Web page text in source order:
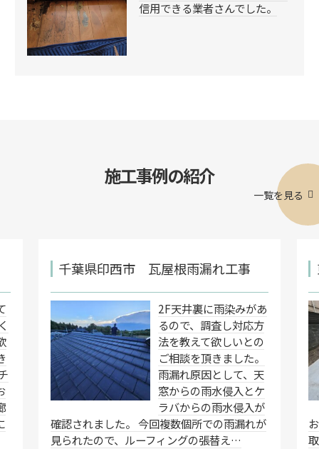
信用できる業者さんでした。
施工事例の紹介
一覧を見る
千葉県印西市 瓦屋根雨漏れ工事
2F天井裏に雨染みがあ
るので、調査し対応方
法を教えて欲しいとの
ご相談を頂きました。
雨漏れ原因として、天
窓からの雨水侵入とケ
ラバからの雨水侵入が
確認されました。 今回複数個所での雨漏れが
見られたので、ルーフィングの張替え…